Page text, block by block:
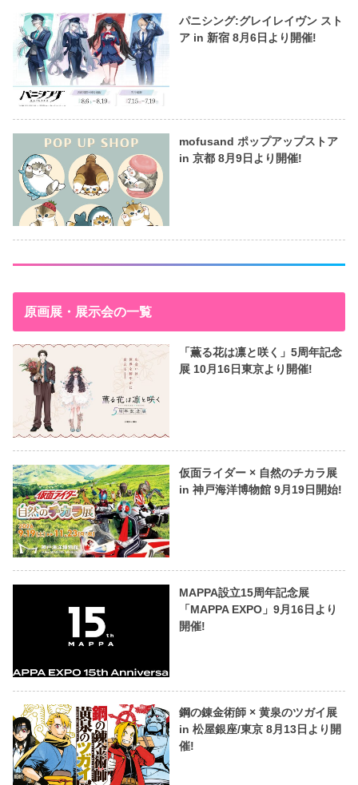
パニシング:グレイレイヴン スト
ア in 新宿 8月6日より開催!
mofusand ポップアップストア
in 京都 8月9日より開催!
原画展・展示会の一覧
「薫る花は凛と咲く」5周年記念
展 10月16日東京より開催!
仮面ライダー × 自然のチカラ展
in 神戸海洋博物館 9月19日開始!
MAPPA設立15周年記念展
「MAPPA EXPO」9月16日より
開催!
鋼の錬金術師 × 黄泉のツガイ展
in 松屋銀座/東京 8月13日より開
催!